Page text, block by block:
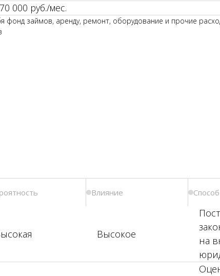
000 руб./мес.
займов, аренду, ремонт, оборудование и прочие
Влияние
Высокое
на